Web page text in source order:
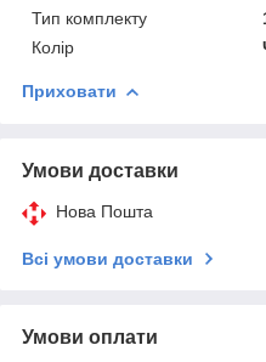
Тип комплекту
Колір
Приховати
Умови доставки
Нова Пошта
Всі умови доставки
Умови оплати